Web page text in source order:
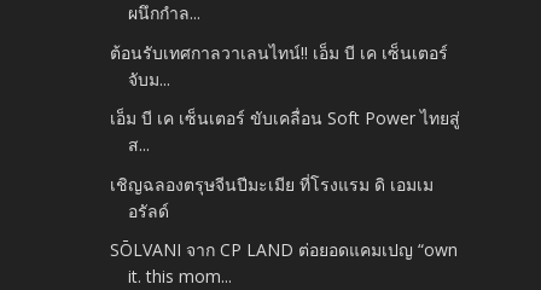
ผนึกกำล...
ต้อนรับเทศกาลวาเลนไทน์!! เอ็ม บี เค เซ็นเตอร์
จับม...
เอ็ม บี เค เซ็นเตอร์ ขับเคลื่อน Soft Power ไทยสู่
ส...
เชิญฉลองตรุษจีนปีมะเมีย ที่โรงแรม ดิ เอมเม
อรัลด์
SŌLVANI จาก CP LAND ต่อยอดแคมเปญ “own
it. this mom...